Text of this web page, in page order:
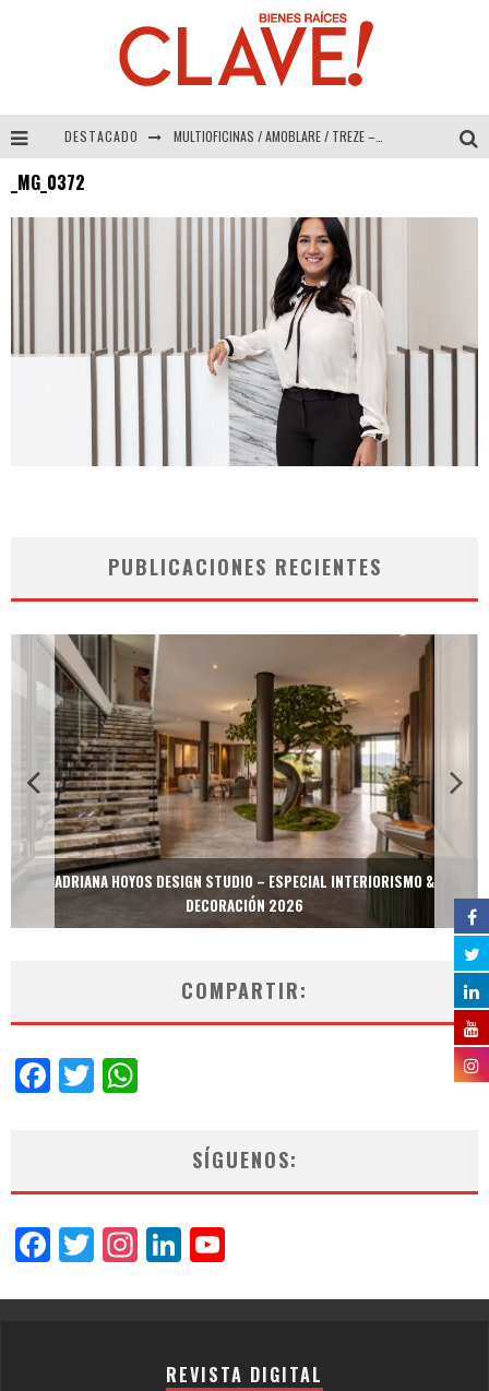
DESTACADO MULTIOFICINAS / AMOBLARE / TREZE – Especial Interiorismo & Decoración 2026
COLINEAL – Especial Interiorismo & Decoración 2026
_MG_0372
PUBLICACIONES RECIENTES
ADRIANA HOYOS DESIGN STUDIO – ESPECIAL INTERIORISMO &
DECORACIÓN 2026
COMPARTIR:
Facebook
Twitter
SÍGUENOS:
Facebook
Twitter
Instagram
LinkedIn
REVISTA DIGITAL